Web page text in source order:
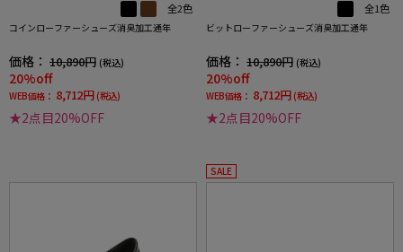
全2色
コインローファーシューズ消臭加工通年
価格： 10,890円 (税込)
20%off
WEB価格： 8,712円 (税込)
★2点目20%OFF
全1色
ビットローファーシューズ消臭加工通年
価格： 10,890円 (税込)
20%off
WEB価格： 8,712円 (税込)
★2点目20%OFF
SALE